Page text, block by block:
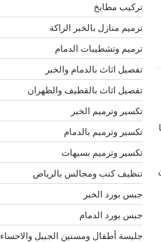
تركيب مطابخ
ترميم منازل بالخبر الراكة
ترميم وتشطيبات الدمام
تفصيل اثاث بالدمام والخبر
تفصيل اثاث بالقطيف والظهران
تكسير وترميم الخبر
تكسير وترميم بالدمام
تكسير وترميم بسيهات
تنظيف كنب ومجالس بالرياض
جبس بورد الخبر
جبس بورد الدمام
جليسة أطفال ومسنين الجبيل والاحساء